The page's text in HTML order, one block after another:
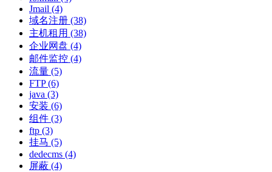
Jmail (4)
域名注册 (38)
主机租用 (38)
企业网盘 (4)
邮件监控 (4)
流量 (5)
FTP(6)
java (3)
安装 (6)
组件 (3)
ftp (3)
挂马 (5)
dedecms (4)
屏蔽 (4)